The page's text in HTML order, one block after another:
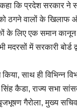
कहा कि प्रदेश सरकार
ठगने वालों के खिलाफ
के लिए एक समान
में सरकारी बोर्ड
ही विभिन्न
कैडा, राज्य सभा
गैरोला, मुख्य